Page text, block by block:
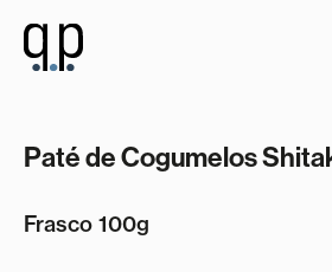
Paté de Cogumelos
Frasco 100g